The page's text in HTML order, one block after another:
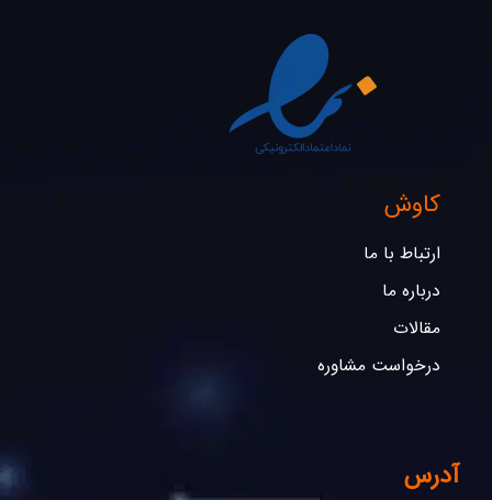
آدرس
کاوش
ارتباط با ما
درباره ما
مقالات
درخواست مشاوره